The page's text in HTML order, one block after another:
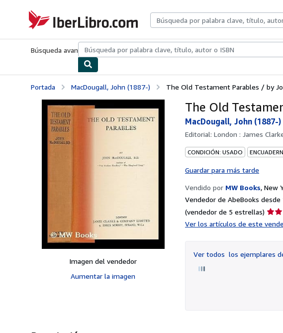
IberLibro.com
Búsqueda avanzadaColecciones Libros antiguosArte y coleccionismo
Portada MacDougall, John (1887-) The Old Testament Parables / by
Imagen del vendedor
Aumentar la imagen
The Old
MacDougall, John (1887-)
Editorial: London : James
CONDICIÓN: USADO
Guardar para más tarde
Vendido por MW Books, New
Vendedor de AbeBooks
(vendedor de 5 estrellas)
Ver los artículos de este
Ver todos los ejemplares